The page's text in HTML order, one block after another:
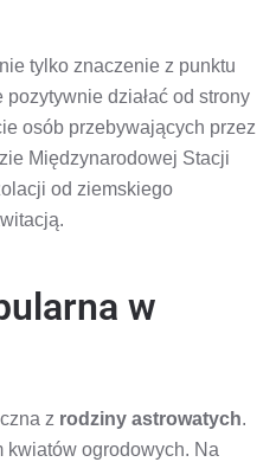
tylko znaczenie z punktu
działać od strony
osób przebywających przez
Międzynarodowej Stacji
od ziemskiego
w
z rodziny astrowatych.
kwiatów ogrodowych. Na